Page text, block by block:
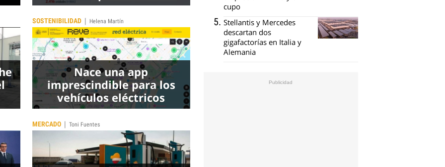
SOSTENIBILIDAD | Helena Martín
Nace una app
imprescindible para los
vehículos eléctricos
MERCADO |Toni Fuentes
cupo
Stellantis y Mercedes
descartan dos
gigafactorías en Italia y
Alemania